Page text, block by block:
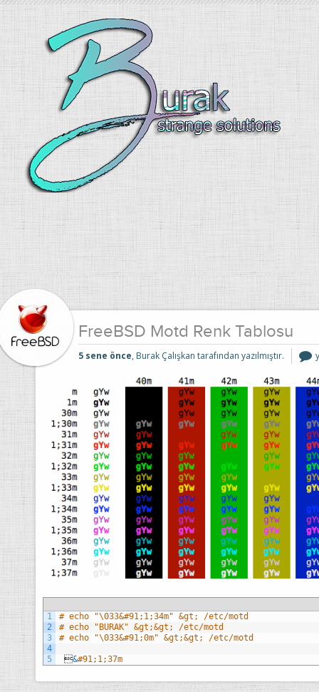
FreeBSD Motd Renk Tablosu
5 sene önce, Burak Çalışkan tarafından yazılmıştır.
1
2
3
4
5
# echo "\033&#91;1;34m" &gt; /etc/motd
# echo "BURAK" &gt;&gt; /etc/motd
# echo "\033&#91;0m" &gt;&gt; /etc/motd
&#91;1;37m